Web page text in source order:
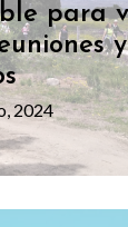
para
2024